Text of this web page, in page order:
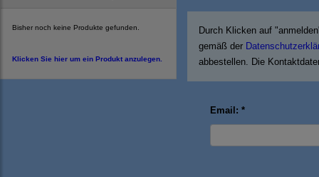
Bisher noch keine Produkte gefunden.
Klicken Sie hier um ein Produkt anzulegen.
Durch Klicken auf
gemäß der
abbestellen. Die
Email: *